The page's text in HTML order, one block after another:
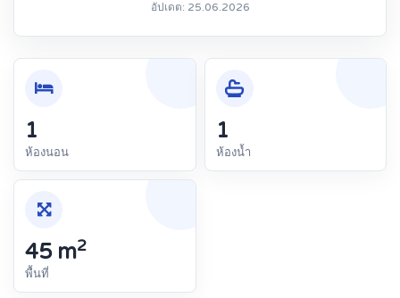
อัปเดต: 25.06.2026
1
ห้องนอน
1
ห้องน้ำ
45 m2
พื้นที่